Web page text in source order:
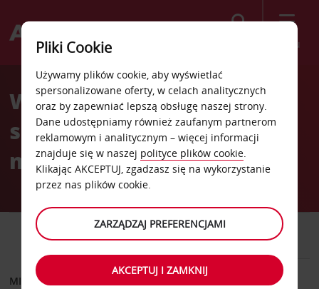
Menu
Welcome
AvisWypożyczalnia
samochodów Luksemburg
miasto
SAMOCHÓD
SAMOCHÓD
DOSTAWCZY
MIEJSCE ODBIORU
Pliki Cookie
Używamy plików cookie, aby wyświetlać
spersonalizowane oferty, w celach analitycznych
oraz by zapewniać lepszą obsługę naszej strony.
Dane udostępniamy również zaufanym partnerom
reklamowym i analitycznym – więcej informacji
znajduje się w naszej polityce plików cookie.
Klikając AKCEPTUJ, zgadzasz się na wykorzystanie
przez nas plików cookie.
ZARZĄDZAJ PREFERENCJAMI
AKCEPTUJ I ZAMKNIJ